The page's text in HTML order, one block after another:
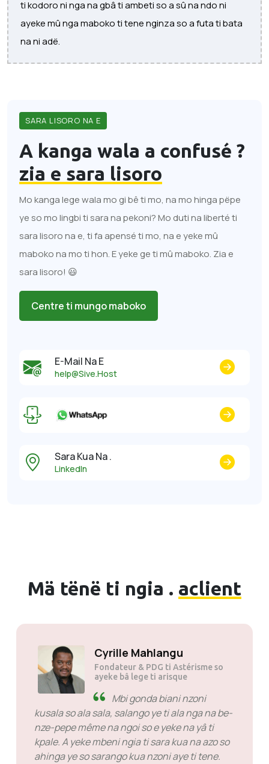
ti kodoro ni nga na gbâ ti ambeti so a sû na ndo ni
ayeke mû nga maboko ti tene nginza so a futa ti bata
na ni adë.
SARA LISORO NA E
A kanga wala a confusé ?
zia e sara lisoro
Mo kanga lege wala mo gi bê ti mo, na mo hinga pëpe
ye so mo lingbi ti sara na pekoni? Mo duti na liberté ti
sara lisoro na e, ti fa apensé ti mo, na e yeke mû
maboko na mo ti hon. E yeke ge ti mû maboko. Zia e
sara lisoro! 😃
Centre ti mungo maboko
E-Mail Na E
help@Sive.Host
Sara Kua Na .
LinkedIn
Mä tënë ti ngia . aclient
Cyrille Mahlangu
Fondateur & PDG ti Astérisme so
ayeke bâ lege ti arisque
Mbi gonda biani nzoni
kusala so ala sala, salango ye ti ala nga na be-
nze-pepe même na ngoi so e yeke na yâ ti
kpale. A yeke mbeni ngia ti sara kua na azo so
ahinga ye so sarango kua nzoni aye ti tene.